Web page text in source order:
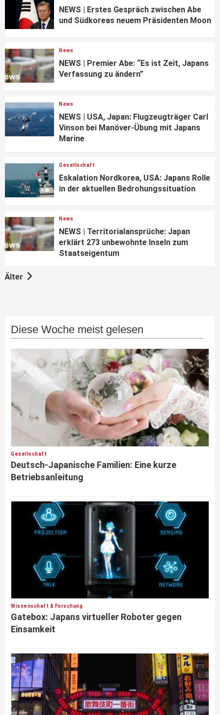
NEWS | Erstes Gespräch zwischen Abe
und Südkoreas neuem Präsidenten Moon
News
NEWS | Premier Abe: “Es ist Zeit, Japans
Verfassung zu ändern”
News
NEWS | USA, Japan: Flugzeugträger Carl
Vinson bei Manöver-Übung mit Japans
Marine
Gesellschaft
Eskalation Nordkorea, USA: Japans Rolle
in der aktuellen Bedrohungssituation
News
NEWS | Territorialansprüche: Japan
erklärt 273 unbewohnte Inseln zum
Staatseigentum
Älter
Diese Woche meist gelesen
Gesellschaft
Deutsch-Japanische Familien: Eine kurze
Betriebsanleitung
Wissenschaft & Forschung
Gatebox: Japans virtueller Roboter gegen
Einsamkeit